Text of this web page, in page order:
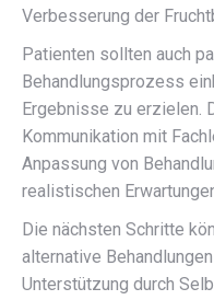
Verbesserung der
Patienten sollten auch
Behandlungsprozess
Ergebnisse zu erzielen.
Kommunikation mit
Anpassung von
realistischen
Die nächsten Schritte
alternative
Unterstützung durch